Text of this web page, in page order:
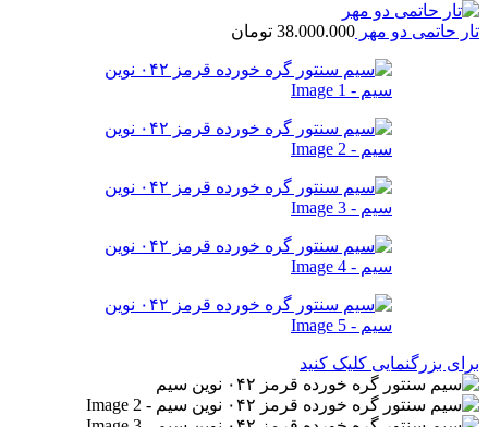
تار حاتمی دو مهر 38.000.000 تومان
برای بزرگنمایی کلیک کنید